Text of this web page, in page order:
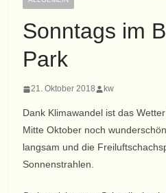
Sonntags im
Park
21. Oktober 2018 kw
Dank Klimawandel ist das
Mitte Oktober noch
langsam und die
Sonnenstrahlen.